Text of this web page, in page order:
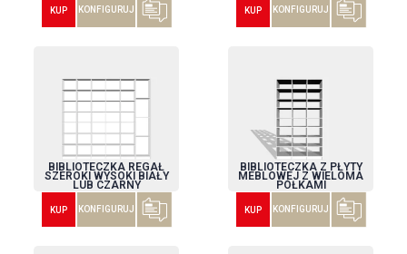
KUP KONFIGURUJ KUP KONFIGURUJ
BIBLIOTECZKA REGAŁ
SZEROKI WYSOKI BIAŁY
LUB CZARNY
KUP KONFIGURUJ
BIBLIOTECZKA Z PŁYTY
MEBLOWEJ Z WIELOMA
PÓŁKAMI
KUP KONFIGURUJ